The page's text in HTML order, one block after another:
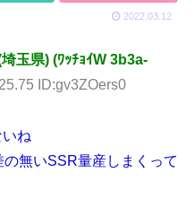
2022.03.12
玉県) (ﾜｯﾁｮｲW 3b3a-
ID:gv3ZOers0
ね
無いSSR量産しまくって